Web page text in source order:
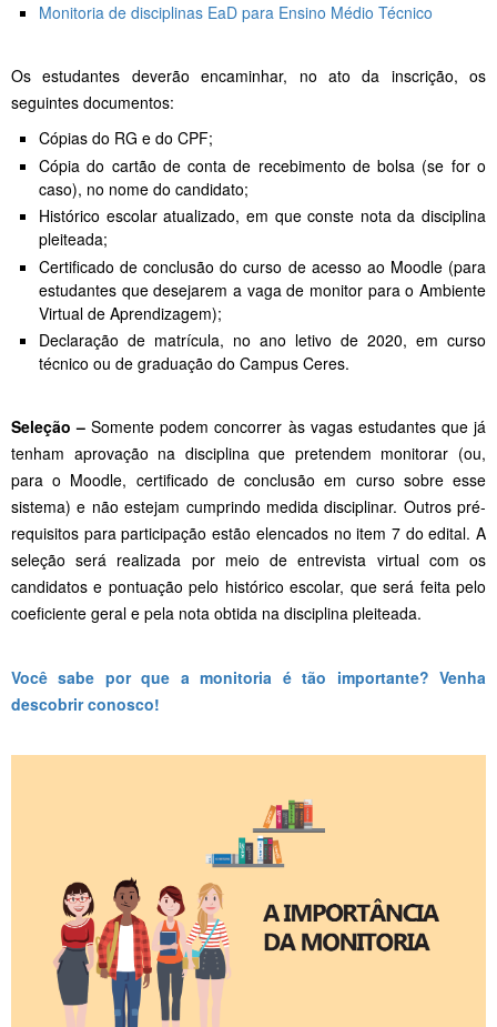
Monitoria de disciplinas EaD para Ensino Médio Técnico
Os estudantes deverão encaminhar, no ato da inscrição, os
seguintes documentos:
Cópias do RG e do CPF;
Cópia do cartão de conta de recebimento de bolsa (se for o
caso), no nome do candidato;
Histórico escolar atualizado, em que conste nota da disciplina
pleiteada;
Certificado de conclusão do curso de acesso ao Moodle (para
estudantes que desejarem a vaga de monitor para o Ambiente
Virtual de Aprendizagem);
Declaração de matrícula, no ano letivo de 2020, em curso
técnico ou de graduação do Campus Ceres.
Seleção – Somente podem concorrer às vagas estudantes que já
tenham aprovação na disciplina que pretendem monitorar (ou,
para o Moodle, certificado de conclusão em curso sobre esse
sistema) e não estejam cumprindo medida disciplinar. Outros pré-
requisitos para participação estão elencados no item 7 do edital. A
seleção será realizada por meio de entrevista virtual com os
candidatos e pontuação pelo histórico escolar, que será feita pelo
coeficiente geral e pela nota obtida na disciplina pleiteada.
Você sabe por que a monitoria é tão importante? Venha
descobrir conosco!